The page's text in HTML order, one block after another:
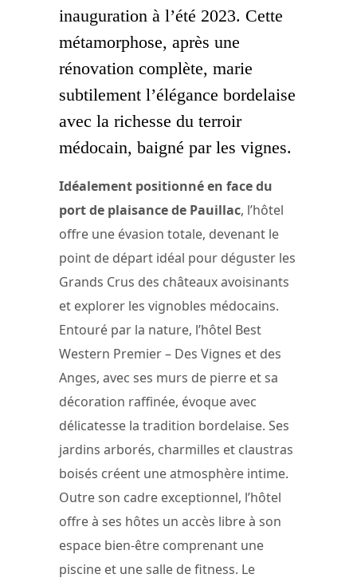
inauguration à l’été 2023. Cette
métamorphose, après une
rénovation complète, marie
subtilement l’élégance bordelaise
avec la richesse du terroir
médocain, baigné par les vignes.
Idéalement positionné en face du
port de plaisance de Pauillac, l’hôtel
offre une évasion totale, devenant le
point de départ idéal pour déguster les
Grands Crus des châteaux avoisinants
et explorer les vignobles médocains.
Entouré par la nature, l’hôtel Best
Western Premier – Des Vignes et des
Anges, avec ses murs de pierre et sa
décoration raffinée, évoque avec
délicatesse la tradition bordelaise. Ses
jardins arborés, charmilles et claustras
boisés créent une atmosphère intime.
Outre son cadre exceptionnel, l’hôtel
offre à ses hôtes un accès libre à son
espace bien-être comprenant une
piscine et une salle de fitness. Le